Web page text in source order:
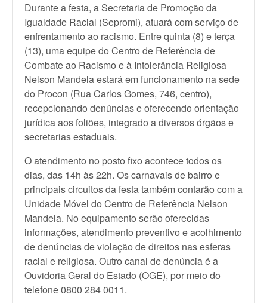
Durante a festa, a Secretaria de Promoção da
Igualdade Racial (Sepromi), atuará com serviço de
enfrentamento ao racismo. Entre quinta (8) e terça
(13), uma equipe do Centro de Referência de
Combate ao Racismo e à Intolerância Religiosa
Nelson Mandela estará em funcionamento na sede
do Procon (Rua Carlos Gomes, 746, centro),
recepcionando denúncias e oferecendo orientação
jurídica aos foliões, integrado a diversos órgãos e
secretarias estaduais.
O atendimento no posto fixo acontece todos os
dias, das 14h às 22h. Os carnavais de bairro e
principais circuitos da festa também contarão com a
Unidade Móvel do Centro de Referência Nelson
Mandela. No equipamento serão oferecidas
informações, atendimento preventivo e acolhimento
de denúncias de violação de direitos nas esferas
racial e religiosa. Outro canal de denúncia é a
Ouvidoria Geral do Estado (OGE), por meio do
telefone 0800 284 0011.